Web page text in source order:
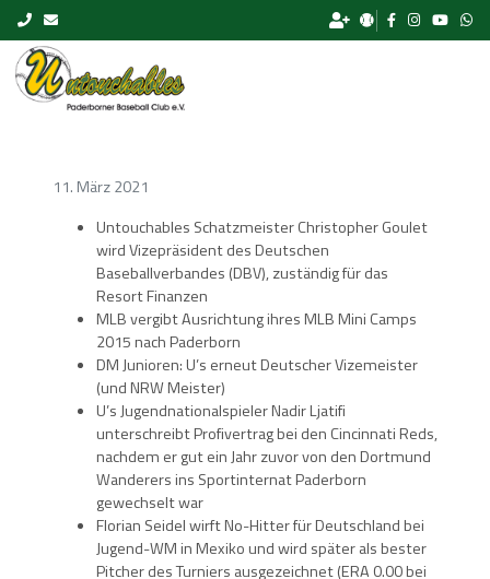
Skip to content
11. März 2021
Untouchables Schatzmeister Christopher Goulet
wird Vizepräsident des Deutschen
Baseballverbandes (DBV), zuständig für das
Resort Finanzen
MLB vergibt Ausrichtung ihres MLB Mini Camps
2015 nach Paderborn
DM Junioren: U’s erneut Deutscher Vizemeister
(und NRW Meister)
U’s Jugendnationalspieler Nadir Ljatifi
unterschreibt Profivertrag bei den Cincinnati Reds,
nachdem er gut ein Jahr zuvor von den Dortmund
Wanderers ins Sportinternat Paderborn
gewechselt war
Florian Seidel wirft No-Hitter für Deutschland bei
Jugend-WM in Mexiko und wird später als bester
Pitcher des Turniers ausgezeichnet (ERA 0.00 bei